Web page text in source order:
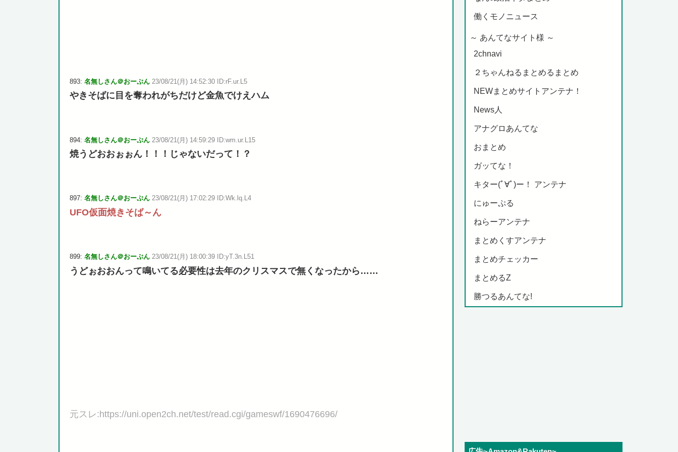
893: 名無しさん＠おーぷん 23/08/21(月) 14:52:30 ID:rF.ur.L5
やきそばに目を奪われがちだけど金魚でけえハム
894: 名無しさん＠おーぷん 23/08/21(月) 14:59:29 ID:wm.ur.L15
焼うどおおぉぉん！！！じゃないだって！？
897: 名無しさん＠おーぷん 23/08/21(月) 17:02:29 ID:Wk.lq.L4
UFO仮面焼きそば～ん
899: 名無しさん＠おーぷん 23/08/21(月) 18:00:39 ID:yT.3n.L51
うどぉおおんって鳴いてる必要性は去年のクリスマスで無くなったから……
元スレ:https://uni.open2ch.net/test/read.cgi/gameswf/1690476696/
働くモノニュース
～ あんてなサイト様 ～
2chnavi
２ちゃんねるまとめるまとめ
NEWまとめサイトアンテナ！
News人
アナグロあんてな
おまとめ
ガッてな！
キター(ﾟ∀ﾟ)ー！ アンテナ
にゅーぷる
ねらーアンテナ
まとめくすアンテナ
まとめチェッカー
まとめるZ
勝つるあんてな!